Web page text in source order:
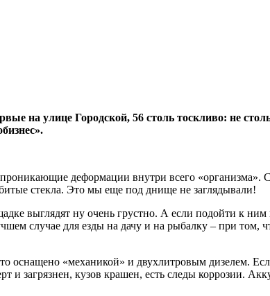
на улице Городской, 56 столь тоскливо: не
деформации внутри всего
стекла. Это мы еще под днище не заглядывали!
выглядят ну очень грустно. А если подойти к ним
случае для езды на дачу и на рыбалку – при том,
оснащено «механикой» и двухлитровым дизелем.
и загрязнен, кузов крашен, есть следы коррозии.